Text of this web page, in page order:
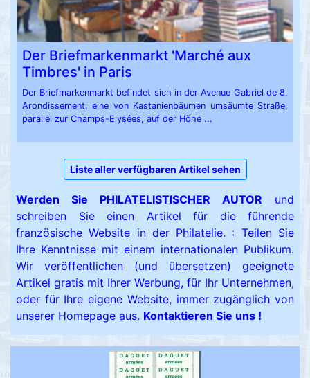
Der Briefmarkenmarkt 'Marché aux
Timbres' in Paris
Der Briefmarkenmarkt befindet sich in der Avenue Gabriel de 8.
Arondissement, eine von Kastanienbäumen umsäumte Straße,
parallel zur Champs-Elysées, auf der Höhe ...
Liste aller verfügbaren Artikel sehen
Werden Sie PHILATELISTISCHER AUTOR und
schreiben Sie einen Artikel für die führende
französische Website in der Philatelie. : Teilen Sie
Ihre Kenntnisse mit einem internationalen Publikum.
Wir veröffentlichen (und übersetzen) geeignete
Artikel gratis mit Ihrer Werbung, für Ihr Unternehmen,
oder für Ihre eigene Website, immer zugänglich von
unserer Homepage aus. Kontaktieren Sie uns !